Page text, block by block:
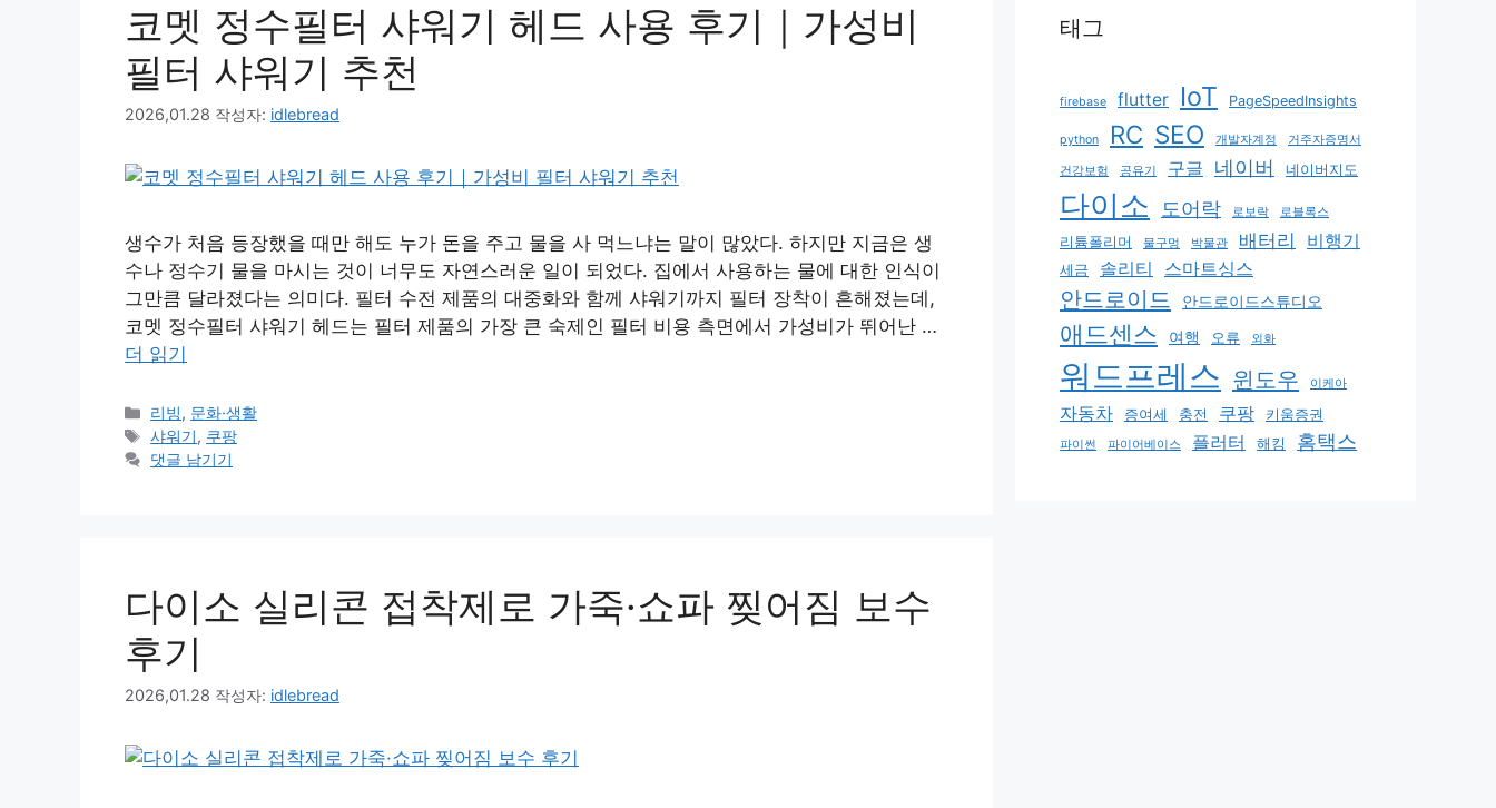
코멧 정수필터 샤워기 헤드 사용 후기｜가성비
필터 샤워기 추천
2026,01.28 작성자: idlebread
생수가 처음 등장했을 때만 해도 누가 돈을 주고 물을 사 먹느냐는 말이 많았다. 하지만 지금은 생
수나 정수기 물을 마시는 것이 너무도 자연스러운 일이 되었다. 집에서 사용하는 물에 대한 인식이
그만큼 달라졌다는 의미다. 필터 수전 제품의 대중화와 함께 샤워기까지 필터 장착이 흔해졌는데,
코멧 정수필터 샤워기 헤드는 필터 제품의 가장 큰 숙제인 필터 비용 측면에서 가성비가 뛰어난 …
더 읽기
카
테
고
리빙, 문화·생활
태
그
샤워기, 쿠팡
댓글 남기기
다이소 실리콘 접착제로 가죽·쇼파 찢어짐 보수
후기
2026,01.28 작성자: idlebread
태그
firebase flutter IoT PageSpeedInsights
python RC SEO 개발자계정 거주자증명서
건강보험 공유기 구글 네이버 네이버지도
다이소 도어락 로보락 로블록스
리튬폴리머 물구멍 박물관 배터리 비행기
세금 솔리티 스마트싱스
안드로이드 안드로이드스튜디오
애드센스 여행 오류 외화
워드프레스 윈도우 이케아
자동차 증여세 충전 쿠팡 키움증권
파이썬 파이어베이스 플러터 해킹 홈택스